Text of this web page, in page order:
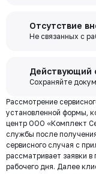
выходя из дома
покупки и выполняйте
Обмен документами
любых документов
приступить к работе
виде.
Подробнее
забор груза в
Бесплатная
доставка по
Москве и
области при
заказе от 30
000 ₽
Отсутствие
Не связанных с
Действующий
Сохраняйте
Рассмотрение
установленной формы,
центр ООО «Комплект
службы после
сервисного случая с
рассматривает заявки
рабочего дня. Далее